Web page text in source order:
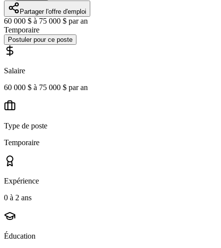
Partager l'offre d'emploi
60 000 $ à 75 000 $ par an
Temporaire
Postuler pour ce poste
Salaire
60 000 $ à 75 000 $ par an
Type de poste
Temporaire
Expérience
0 à 2 ans
Éducation